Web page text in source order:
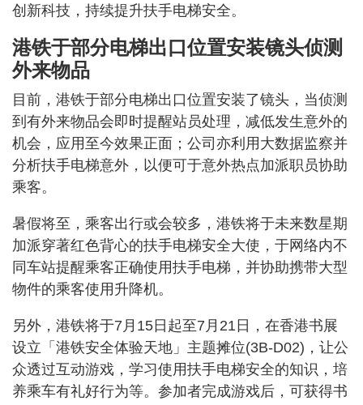
创新科技，持续提升扶手电梯安全。
港铁于部分电梯出口位置安装镜头侦测
外来物品
目前，港铁于部分电梯出口位置安装了镜头，当侦测
到有外来物品会即时提醒站员处理，减低发生意外的
机会，应用至今效果正面；公司亦利用大数据监察并
分析扶手电梯意外，以便可于意外热点加派职员协助
乘客。
暑假将至，乘客出行或会较多，港铁将于未来数星期
加派穿著红色背心的扶手电梯安全大使，于网络内不
同车站提醒乘客正确使用扶手电梯，并协助携带大型
物件的乘客使用升降机。
另外，港铁将于7月15日起至7月21日，在香港书展
设立「港铁安全体验天地」主题摊位(3B-D02)，让公
众透过互动游戏，学习使用扶手电梯安全的知识，培
养乘车有礼好行为等。参加者完成游戏后，可获得书